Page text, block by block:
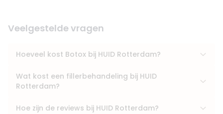
Veelgestelde vragen
Hoeveel kost Botox bij HUID Rotterdam?
Wat kost een fillerbehandeling bij HUID
Rotterdam?
Hoe zijn de reviews bij HUID Rotterdam?